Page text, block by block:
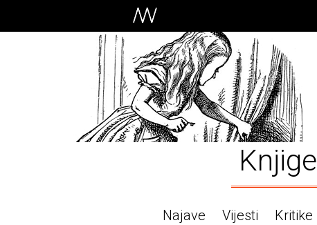
Knjige
Najave Vijesti Kritike